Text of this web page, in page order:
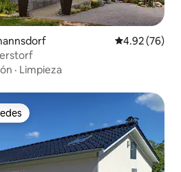
Calificación
4.92 (76)
· Limpieza
preferido